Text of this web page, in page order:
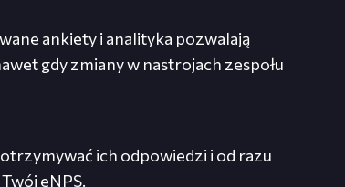
ankiety i analityka pozwalają
gdy zmiany w nastrojach zespołu
ich odpowiedzi i od razu
eNPS.